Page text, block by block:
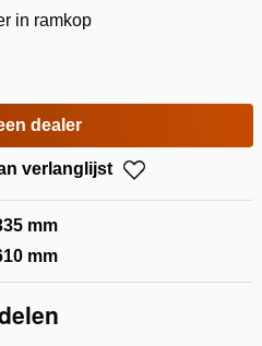
in ramkop
dealer
verlanglijst
mm
mm